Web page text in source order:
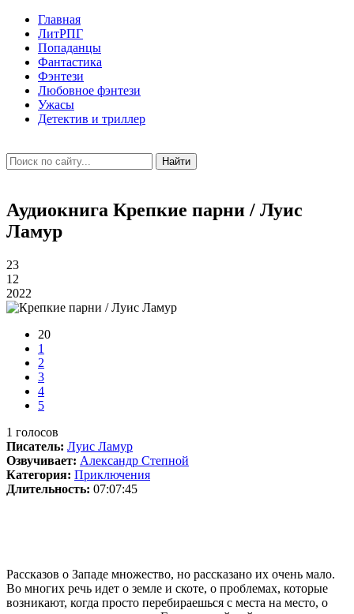
Главная
ЛитРПГ
Попаданцы
Фантастика
Фэнтези
Любовное фэнтези
Ужасы
Детектив и триллер
Найти
Аудиокнига Крепкие парни / Луис
Ламур
23
12
2022
20
1
2
3
4
5
1 голосов
Писатель: Луис Ламур
Озвучивает: Александр Степной
Категория: Приключения
Длительность: 07:07:45
Рассказов о Западе множество, но рассказано их очень мало.
Во многих речь идет о земле и скоте, о проблемах, которые
возникают, когда просто перебираешься с места на место, о